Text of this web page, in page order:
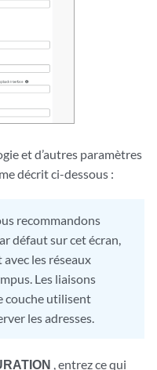
et d’autres paramètres
décrit ci-dessous :
recommandons
défaut sur cet écran,
les réseaux
Les liaisons
couche utilisent
les adresses.
, entrez ce qui